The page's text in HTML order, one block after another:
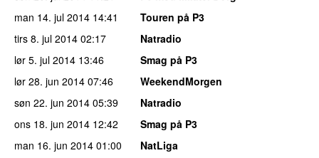
man 14. jul 2014 14:41
Touren på P3
tirs 8. jul 2014 02:17
Natradio
lør 5. jul 2014 13:46
Smag på P3
lør 28. jun 2014 07:46
WeekendMorgen
søn 22. jun 2014 05:39
Natradio
ons 18. jun 2014 12:42
Smag på P3
man 16. jun 2014 01:00
NatLiga